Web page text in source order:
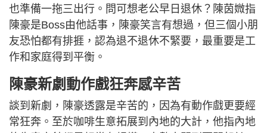
也準備一拖三出行。問可想老公早日退休？陳茵媺指
陳豪是Boss由他話事，陳豪笑言有想過，但三個小朋
友恐怕都有排捱，認為退不退休不緊要，最重要是工
作和家庭得到平衡。
陳豪新劇動作戲狂奔感辛苦
談到新劇，陳豪透露是辛苦的，因為有動作戲更要經
常狂奔。至於咖啡生意拓展到內地的大計，他指內地